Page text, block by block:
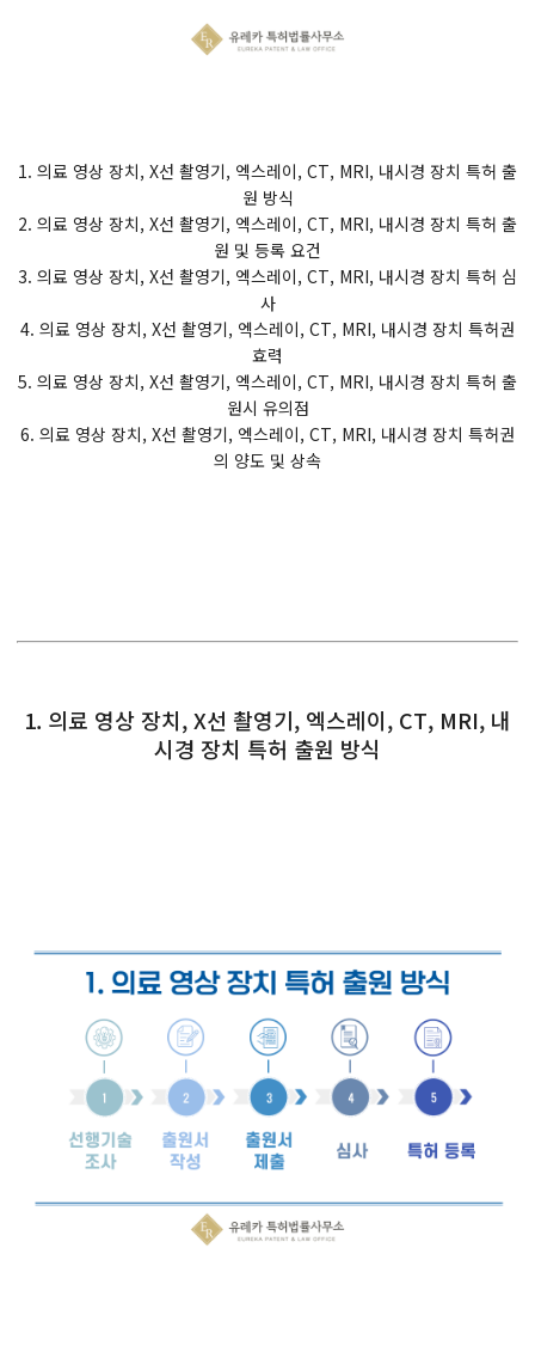
1. 의료 영상 장치, X선 촬영기, 엑스레이, CT, MRI, 내시경 장치 특허 출
원 방식
2. 의료 영상 장치, X선 촬영기, 엑스레이, CT, MRI, 내시경 장치 특허 출
원 및 등록 요건
3. 의료 영상 장치, X선 촬영기, 엑스레이, CT, MRI, 내시경 장치 특허 심
사
4. 의료 영상 장치, X선 촬영기, 엑스레이, CT, MRI, 내시경 장치 특허권
효력
5. 의료 영상 장치, X선 촬영기, 엑스레이, CT, MRI, 내시경 장치 특허 출
원시 유의점
6. 의료 영상 장치, X선 촬영기, 엑스레이, CT, MRI, 내시경 장치 특허권
의 양도 및 상속
1. 의료 영상 장치, X선 촬영기, 엑스레이, CT, MRI, 내
시경 장치 특허 출원 방식